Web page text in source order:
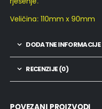
Veličina: 110mm x 90mm
DODATNE INFORMACIJE
RECENZIJE (0)